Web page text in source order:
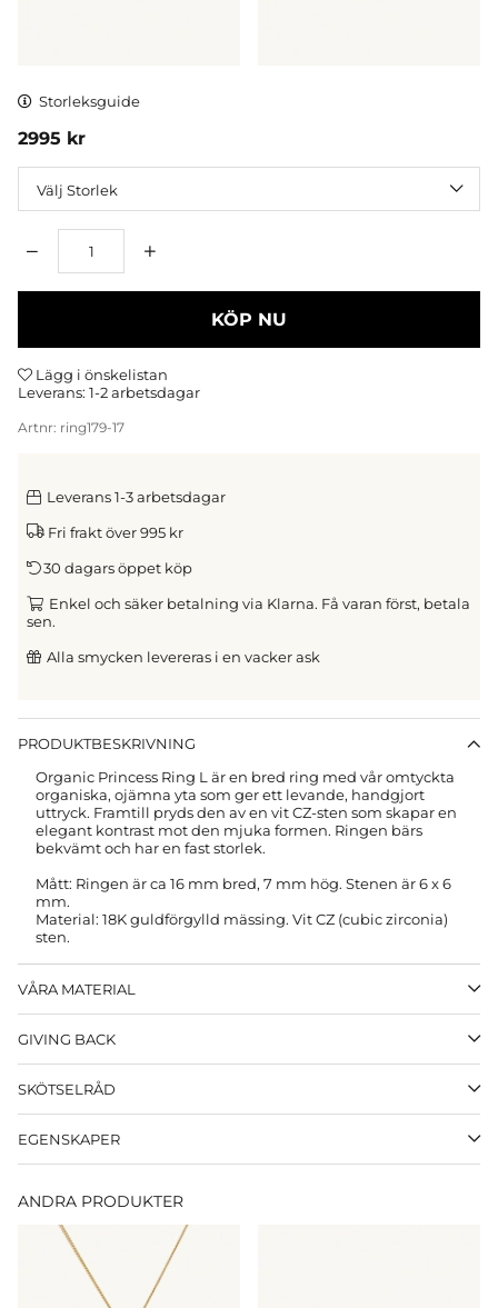
Storleksguide
2995 kr
KÖP NU
Lägg i önskelistan
Leverans: 1-2 arbetsdagar
Artnr: ring179-17
Leverans 1-3 arbetsdagar
Fri frakt över 995 kr
30 dagars öppet köp
Enkel och säker betalning via Klarna. Få varan först, betala
sen.
Alla smycken levereras i en vacker ask
PRODUKTBESKRIVNING
Organic Princess Ring L är en bred ring med vår omtyckta
organiska, ojämna yta som ger ett levande, handgjort
uttryck. Framtill pryds den av en vit CZ-sten som skapar en
elegant kontrast mot den mjuka formen. Ringen bärs
bekvämt och har en fast storlek.
Mått: Ringen är ca 16 mm bred, 7 mm hög. Stenen är 6 x 6
mm.
Material: 18K guldförgylld mässing. Vit CZ (cubic zirconia)
sten.
VÅRA MATERIAL
GIVING BACK
SKÖTSELRÅD
EGENSKAPER
ANDRA PRODUKTER